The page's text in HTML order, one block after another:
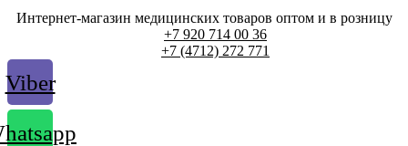
Интернет-магазин медицинских товаров оптом и в розницу
+7 920 714 00 36
+7 (4712) 272 771
Viber